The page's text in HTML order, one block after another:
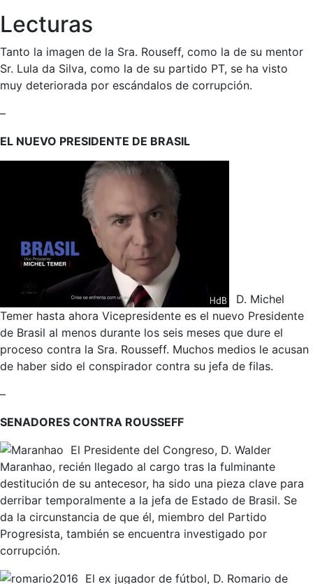
Lecturas
Tanto la imagen de la Sra. Rouseff, como la de su mentor
Sr. Lula da Silva, como la de su partido PT, se ha visto
muy deteriorada por escándalos de corrupción.
–
EL NUEVO PRESIDENTE DE BRASIL
D. Michel
Temer hasta ahora Vicepresidente es el nuevo Presidente
de Brasil al menos durante los seis meses que dure el
proceso contra la Sra. Rousseff. Muchos medios le acusan
de haber sido el conspirador contra su jefa de filas.
–
SENADORES CONTRA ROUSSEFF
El Presidente del Congreso, D. Walder
Maranhao, recién llegado al cargo tras la fulminante
destitución de su antecesor, ha sido una pieza clave para
derribar temporalmente a la jefa de Estado de Brasil. Se
da la circunstancia de que él, miembro del Partido
Progresista, también se encuentra investigado por
corrupción.
El ex jugador de fútbol, D. Romario de